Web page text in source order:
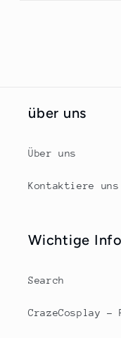
über uns
Über uns
Kontaktiere uns
Wichtige
Search
CrazeCosplay –